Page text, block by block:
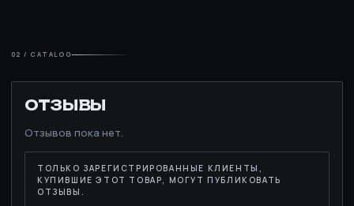
02 / CATALOG
ОТЗЫВЫ
Отзывов пока нет.
ТОЛЬКО ЗАРЕГИСТРИРОВАННЫЕ КЛИЕНТЫ,
КУПИВШИЕ ЭТОТ ТОВАР, МОГУТ ПУБЛИКОВАТЬ
ОТЗЫВЫ.